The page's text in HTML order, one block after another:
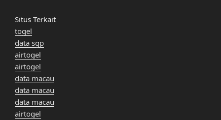
Situs Terkait
togel
data sgp
airtogel
airtogel
data macau
data macau
data macau
airtogel